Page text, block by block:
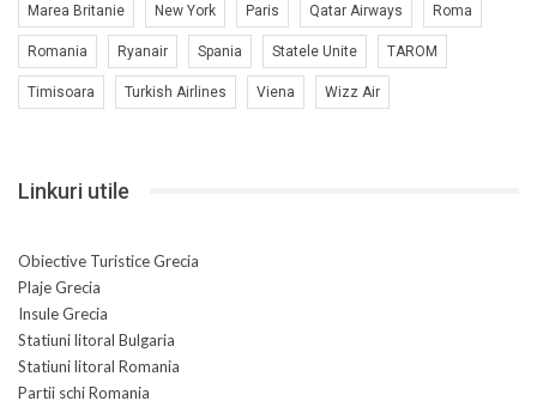
Marea Britanie New York Paris Qatar Airways Roma
Romania Ryanair Spania Statele Unite TAROM
Timisoara Turkish Airlines Viena Wizz Air
Linkuri utile
Obiective Turistice Grecia
Plaje Grecia
Insule Grecia
Statiuni litoral Bulgaria
Statiuni litoral Romania
Partii schi Romania